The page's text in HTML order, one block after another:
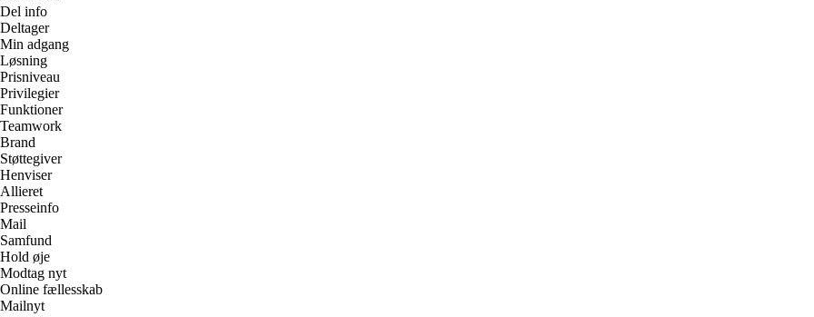
Del info
Deltager
Min adgang
Løsning
Prisniveau
Privilegier
Funktioner
Teamwork
Brand
Støttegiver
Henviser
Allieret
Presseinfo
Mail
Samfund
Hold øje
Modtag nyt
Online fællesskab
Mailnyt